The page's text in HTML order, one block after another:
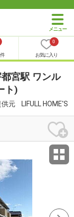
0
お気に入り
宮駅 ワンル
ト)
供元 LIFULL HOME'S